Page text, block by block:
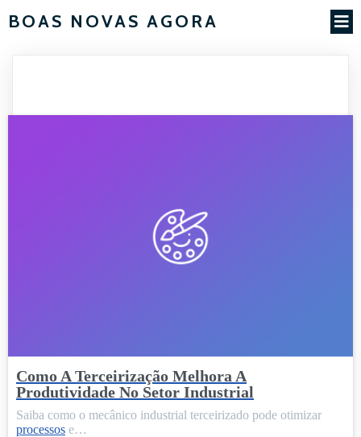
BOAS NOVAS AGORA
Como A Terceirização Melhora A
Produtividade No Setor Industrial
Saiba como o mecânico industrial terceirizado pode otimizar
processos e…